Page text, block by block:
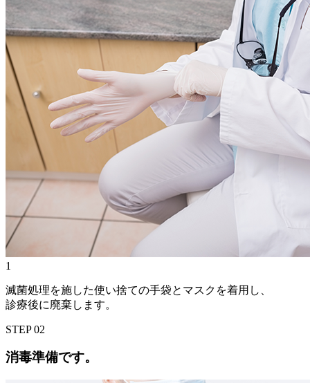
1
滅菌処理を施した使い捨ての手袋とマスクを着用し、
診療後に廃棄します。
STEP02
消毒準備です。